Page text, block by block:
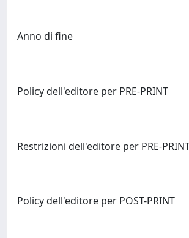
Anno di fine
Policy dell'editore per PRE-PRINT
Restrizioni dell'editore per PRE-
Policy dell'editore per POST-PRINT